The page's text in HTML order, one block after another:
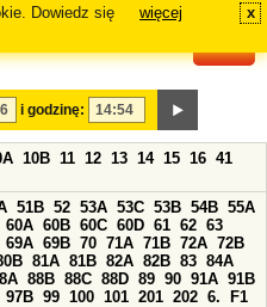
Dowiedz się
więcej x
i godzinę:
10B 11 12 13 14 15 16 41
51B 52 53A 53C 53B 54B 55A
60A 60B 60C 60D 61 62 63
69A 69B 70 71A 71B 72A 72B
81A 81B 82A 82B 83 84A
88B 88C 88D 89 90 91A 91B
97B 99 100 101 201 202 6.
F1